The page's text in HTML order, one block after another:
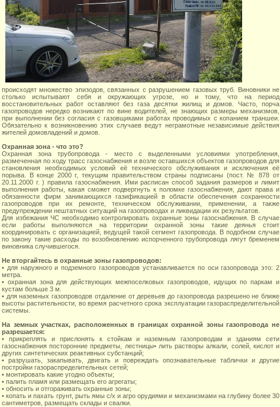
происходят множество эпизодов, связанных с разрушением газовых труб. Виновники не
столько испытывают себя и окружающих угрозе, но и тому, что на период
восстановительных работ оставляют без газа десятки жилищ и домов. Часто, порча
газопроводов нередко возникают по вине водителей, не знающих размеры механизмов,
при выполнении без согласия с газовщиками работах проводимых с копанием траншеи.
Обязательно к возникновению этих случаев ведут неграмотные независимые действия
жителей домовладений и домов.
Охранная зона - что это?
Охранная зона трубопровода - место с выделенными условиями употребления,
размеченная по ходу трасс газоснабжения и возле оставшихся объектов газопроводов для
становления необходимых условий её технического обслуживания и исключения её
порыва. В конце 2000 г, текущим правительством страны подписаны (пост. № 878 от
20.11.2000 г. ) правила газоснабжения. Ими расписан способ задания размеров и лимит
выполнения работы, какая сможет подвергнуть к поломке газоснабжения, дают права и
обязанности фирм занимающихся газификацией в области обеспечения сохранности
газопроводов при их ремонте, техническом обслуживании, применении, а также
предупреждении нештатных ситуаций на газопроводах и ликвидации их результатов.
Для избежания ЧС необходимо контролировать охранные зоны газоснабжения. В случае
если работы выполняются на территории охранной зоны такие деянья стоит
координировать с организацией, ведущей такой сегмент газопровода. В подобном случае
по закону такие расходы по возобновлению испорченного трубопровода лягут бременем
виновника случившегося.
Не вторгайтесь в охранные зоны газопроводов:
• для наружного и подземного газопроводов устанавливается по оси газопровода это: 2
метра.
• охранная зона для действующих межпоселковых газопроводов, идущих по паркам и
кустам больше 3 м.
• для наземных газопроводов отдаление от деревьев до газопровода разрешено не ближе
высоты растительности, во время расчетного срока эксплуатации газораспределительной
системы.
На земных участках, расположенных в границах охранной зоны газопровода не
разрешается:
• прикреплять и прислонять к стойкам и наземным газопроводам и зданиям сети
газоснабжения посторонние предметы, лестницы• лить растворы алкали, солей, кислот и
других синтетических реактивных субстанций;
• разрушать, закапывать, двигать и повреждать опознавательные таблички и другие
постройки газораспределительных сетей;
• монтировать какие угодно объекты;
• палить пламя или размещать его агрегаты;
• обносить и отгораживать охранные зоны;
• копать и пахать грунт, рыть ямы с/х и агро орудиями и механизмами на глубину более 30
сантиметров, размещать склады и свалки.